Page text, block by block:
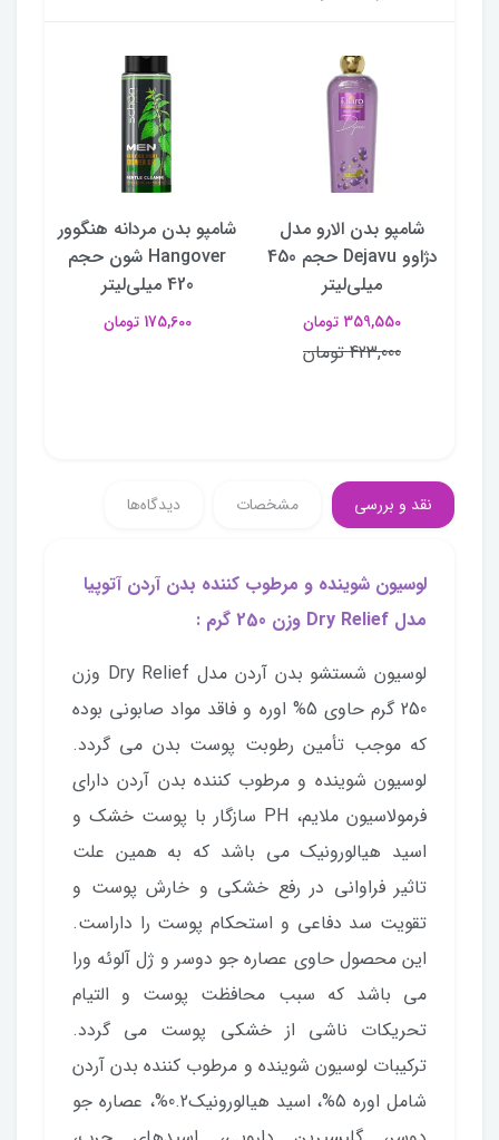
شامپو بدن الارو مدل
دژاوو Dejavu حجم 450
میلی‌لیتر
359,550 تومان
423,000 تومان
شامپو بدن مردانه هنگوور
Hangover شون حجم
420 میلی‌لیتر
175,600 تومان
نقد و بررسی مشخصات دیدگاه‌ها
لوسیون شوینده و مرطوب کننده بدن آردن آتوپیا
مدل Dry Relief وزن 250 گرم :
لوسیون شستشو بدن آردن مدل Dry Relief وزن
250 گرم حاوی 5% اوره و فاقد مواد صابونی بوده
که موجب تأمین رطوبت پوست بدن می گردد.
لوسیون شوینده و مرطوب کننده بدن آردن دارای
فرمولاسیون ملایم، PH سازگار با پوست خشک و
اسید هیالورونیک می باشد که به همین علت
تاثیر فراوانی در رفع خشکی و خارش پوست و
تقویت سد دفاعی و استحکام پوست را داراست.
این محصول حاوی عصاره جو دوسر و ژل آلوئه ورا
می باشد که سبب محافظت پوست و التیام
تحریکات ناشی از خشکی پوست می گردد.
ترکیبات لوسیون شوینده و مرطوب کننده بدن آردن
شامل اوره 5%، اسید هیالورونیک0.2%، عصاره جو